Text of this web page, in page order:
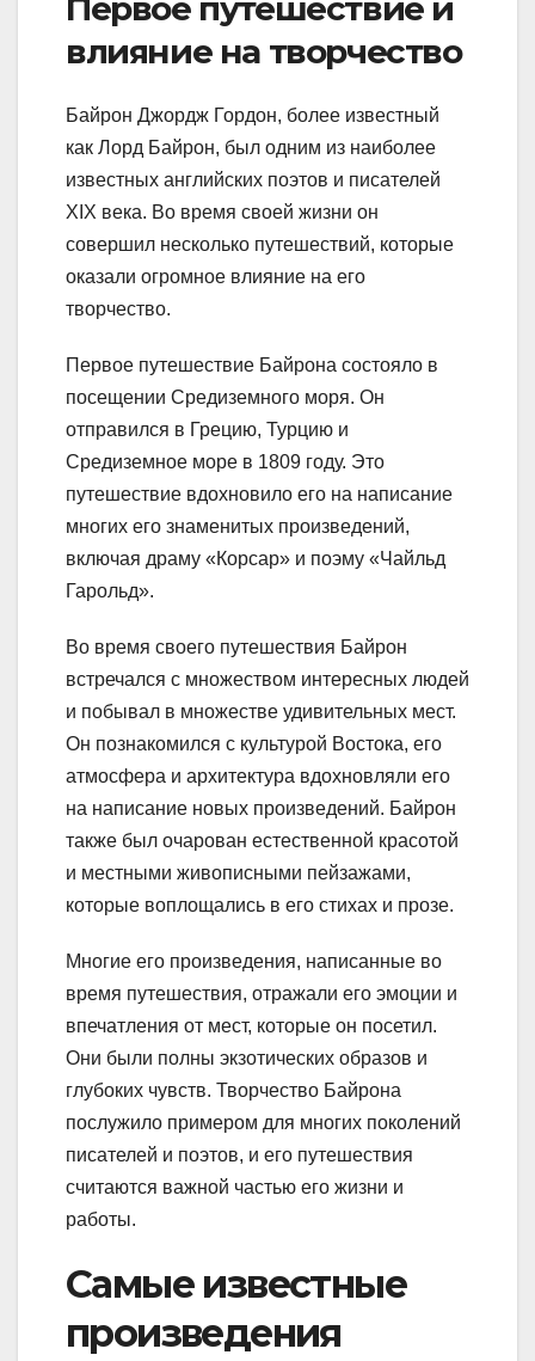
влияние на творчество
Байрон Джордж Гордон, более известный
как Лорд Байрон, был одним из наиболее
известных английских поэтов и писателей
XIX века. Во время своей жизни он
совершил несколько путешествий, которые
оказали огромное влияние на его
творчество.
Первое путешествие Байрона состояло в
посещении Средиземного моря. Он
отправился в Грецию, Турцию и
Средиземное море в 1809 году. Это
путешествие вдохновило его на написание
многих его знаменитых произведений,
включая драму «Корсар» и поэму «Чайльд
Гарольд».
Во время своего путешествия Байрон
встречался с множеством интересных людей
и побывал в множестве удивительных мест.
Он познакомился с культурой Востока, его
атмосфера и архитектура вдохновляли его
на написание новых произведений. Байрон
также был очарован естественной красотой
и местными живописными пейзажами,
которые воплощались в его стихах и прозе.
Многие его произведения, написанные во
время путешествия, отражали его эмоции и
впечатления от мест, которые он посетил.
Они были полны экзотических образов и
глубоких чувств. Творчество Байрона
послужило примером для многих поколений
писателей и поэтов, и его путешествия
считаются важной частью его жизни и
работы.
Самые известные
произведения